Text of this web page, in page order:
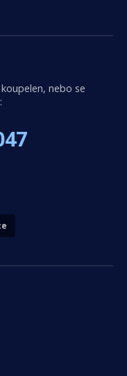
nebo se